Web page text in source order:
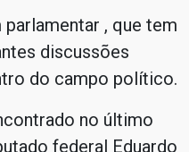
, que tem
discussões
do campo político.
no último
federal Eduardo